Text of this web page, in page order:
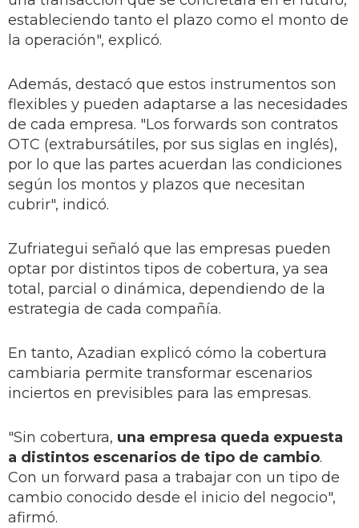
estableciendo tanto el plazo como el monto de
la operación", explicó.
Además, destacó que estos instrumentos son
flexibles y pueden adaptarse a las necesidades
de cada empresa. "Los forwards son contratos
OTC (extrabursátiles, por sus siglas en inglés),
por lo que las partes acuerdan las condiciones
según los montos y plazos que necesitan
cubrir", indicó.
Zufriategui señaló que las empresas pueden
optar por distintos tipos de cobertura, ya sea
total, parcial o dinámica, dependiendo de la
estrategia de cada compañía.
En tanto, Azadian explicó cómo la cobertura
cambiaria permite transformar escenarios
inciertos en previsibles para las empresas.
"Sin cobertura, una empresa queda expuesta
a distintos escenarios de tipo de cambio.
Con un forward pasa a trabajar con un tipo de
cambio conocido desde el inicio del negocio",
afirmó.